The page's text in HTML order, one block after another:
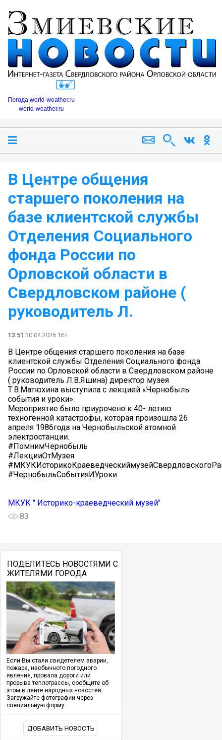
Погода world-weather.ru
world-weather.ru
В Центре общения
старшего поколения на
базе клиентской службы
Отделения Социального
фонда России по
Орловской области в
Свердловском районе (
руководитель Л.
13:51 30.04.2026 16+
В Центре общения старшего поколения на базе
клиентской службы Отделения Социального фонда
России по Орловской области в Свердловском районе
( руководитель Л.В.Яшина) директор музея
Т.В.Матюхина выступила с лекцией «Чернобыль:
события и уроки».
Мероприятие было приурочено к 40- летию
техногенной катастрофы, которая произошла 26
апреля 1986года на Чернобыльской атомной
электростанции.
#ПомнимЧернобыль
#ЛекцииОтМузея
#ЧернобыльСобытияИУроки
МКУК " Историко-краеведческий музей"
83
ПОДЕЛИТЕСЬ НОВОСТЯМИ С
ЖИТЕЛЯМИ ГОРОДА
Если Вы стали свидетелем аварии,
пожара, необычного погодного
явления, провала дороги или
прорыва теплотрассы, сообщите об
этом в ленте народных новостей.
Загружайте фотографии через
специальную форму.
ДОБАВИТЬ НОВОСТЬ